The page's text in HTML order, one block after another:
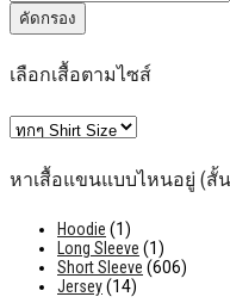
ต่ำ
คัดกรอง
เลือกเสื้อตามไซส์
หาเสื้อแขนแบบไหนอยู่ (สั้
Hoodie (1)
Long Sleeve (1)
Short Sleeve (606)
Jersey(14)